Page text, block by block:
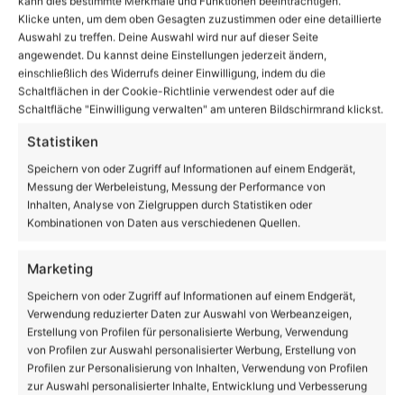
Klicke unten, um dem oben Gesagten zuzustimmen oder eine detaillierte
Auswahl zu treffen. Deine Auswahl wird nur auf dieser Seite
angewendet. Du kannst deine Einstellungen jederzeit ändern,
einschließlich des Widerrufs deiner Einwilligung, indem du die
Schaltflächen in der Cookie-Richtlinie verwendest oder auf die
Schaltfläche "Einwilligung verwalten" am unteren Bildschirmrand klickst.
Statistiken
Speichern von oder Zugriff auf Informationen auf einem Endgerät,
Messung der Werbeleistung, Messung der Performance von
Inhalten, Analyse von Zielgruppen durch Statistiken oder
Kombinationen von Daten aus verschiedenen Quellen.
Marketing
Speichern von oder Zugriff auf Informationen auf einem Endgerät,
Verwendung reduzierter Daten zur Auswahl von Werbeanzeigen,
Erstellung von Profilen für personalisierte Werbung, Verwendung
von Profilen zur Auswahl personalisierter Werbung, Erstellung von
Profilen zur Personalisierung von Inhalten, Verwendung von Profilen
zur Auswahl personalisierter Inhalte, Entwicklung und Verbesserung
Wandlitz: Koordination therapeutische
Prozesse / Stellv. Leitung Wohnverbund
Gebäudemanagement (m/w/d)